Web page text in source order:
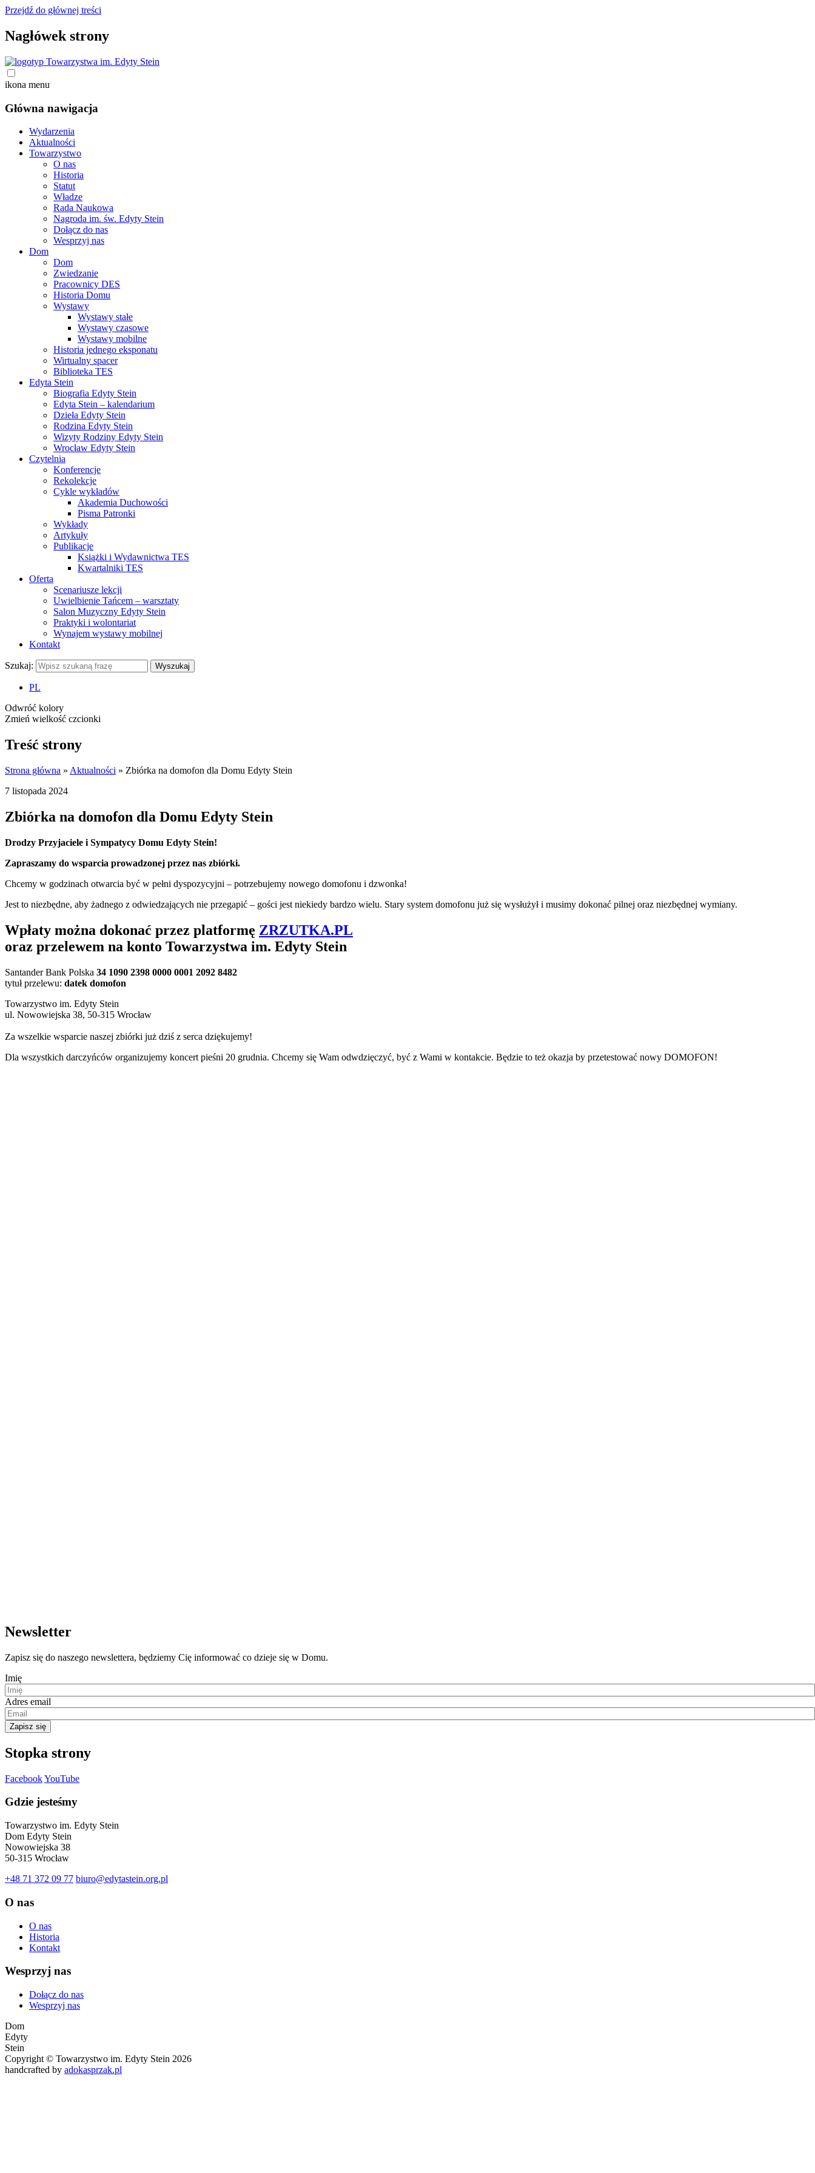
Przejdź do głównej treści
Nagłówek strony
ikona menu
Główna nawigacja
Wydarzenia
Aktualności
Towarzystwo
O nas
Historia
Statut
Władze
Rada Naukowa
Nagroda im. św. Edyty Stein
Dołącz do nas
Wesprzyj nas
Dom
Dom
Zwiedzanie
Pracownicy DES
Historia Domu
Wystawy
Wystawy stałe
Wystawy czasowe
Wystawy mobilne
Historia jednego eksponatu
Wirtualny spacer
Biblioteka TES
Edyta Stein
Biografia Edyty Stein
Edyta Stein – kalendarium
Dzieła Edyty Stein
Rodzina Edyty Stein
Wizyty Rodziny Edyty Stein
Wrocław Edyty Stein
Czytelnia
Konferencje
Rekolekcje
Cykle wykładów
Akademia Duchowości
Pisma Patronki
Wykłady
Artykuły
Publikacje
Książki i Wydawnictwa TES
Kwartalniki TES
Oferta
Scenariusze lekcji
Uwielbienie Tańcem – warsztaty
Salon Muzyczny Edyty Stein
Praktyki i wolontariat
Wynajem wystawy mobilnej
Kontakt
Szukaj: Wyszukaj
PL
Odwróć kolory
Zmień wielkość czcionki
Treść strony
Strona główna » Aktualności » Zbiórka na domofon dla Domu Edyty Stein
7 listopada 2024
Zbiórka na domofon dla Domu Edyty Stein
Drodzy Przyjaciele i Sympatycy Domu Edyty Stein!
Zapraszamy do wsparcia prowadzonej przez nas zbiórki.
Chcemy w godzinach otwarcia być w pełni dyspozycyjni – potrzebujemy nowego domofonu i dzwonka!
Jest to niezbędne, aby żadnego z odwiedzających nie przegapić – gości jest niekiedy bardzo wielu. Stary system domofonu już się wysłużył i musimy dokonać pilnej oraz niezbędnej wymiany.
Wpłaty można dokonać przez platformę ZRZUTKA.PL
oraz przelewem na konto Towarzystwa im. Edyty Stein
Santander Bank Polska 34 1090 2398 0000 0001 2092 8482
tytuł przelewu: datek domofon
Towarzystwo im. Edyty Stein
ul. Nowowiejska 38, 50-315 Wrocław
Za wszelkie wsparcie naszej zbiórki już dziś z serca dziękujemy!
Dla wszystkich darczyńców organizujemy koncert pieśni 20 grudnia. Chcemy się Wam odwdzięczyć, być z Wami w kontakcie. Będzie to też okazja by przetestować nowy DOMOFON!
Newsletter
Zapisz się do naszego newslettera, będziemy Cię informować co dzieje się w Domu.
Imię
Adres email
Zapisz się
Stopka strony
FacebookYouTube
Gdzie jesteśmy
Towarzystwo im. Edyty Stein
Dom Edyty Stein
Nowowiejska 38
50-315 Wrocław
+48 71 372 09 77 biuro@edytastein.org.pl
O nas
O nas
Historia
Kontakt
Wesprzyj nas
Dołącz do nas
Wesprzyj nas
Dom
Edyty
Stein
Copyright © Towarzystwo im. Edyty Stein 2026
handcrafted by adokasprzak.pl